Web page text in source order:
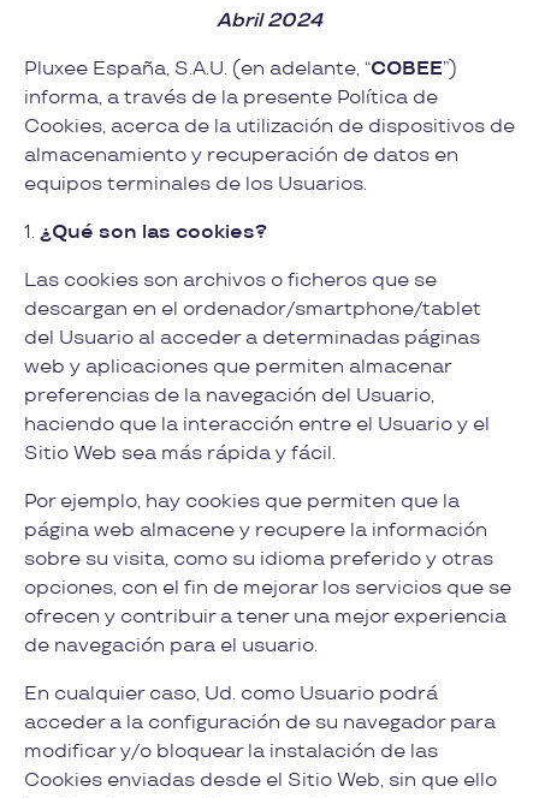
Abril 2024
Pluxee España, S.A.U. (en adelante, “COBEE”)
informa, a través de la presente Política de
Cookies, acerca de la utilización de dispositivos de
almacenamiento y recuperación de datos en
equipos terminales de los Usuarios.
1. ¿Qué son las cookies?
Las cookies son archivos o ficheros que se
descargan en el ordenador/smartphone/tablet
del Usuario al acceder a determinadas páginas
web y aplicaciones que permiten almacenar
preferencias de la navegación del Usuario,
haciendo que la interacción entre el Usuario y el
Sitio Web sea más rápida y fácil.
Por ejemplo, hay cookies que permiten que la
página web almacene y recupere la información
sobre su visita, como su idioma preferido y otras
opciones, con el fin de mejorar los servicios que se
ofrecen y contribuir a tener una mejor experiencia
de navegación para el usuario.
En cualquier caso, Ud. como Usuario podrá
acceder a la configuración de su navegador para
modificar y/o bloquear la instalación de las
Cookies enviadas desde el Sitio Web, sin que ello